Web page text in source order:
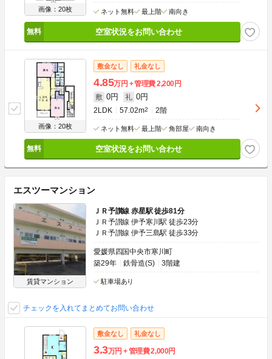
画像：20枚 ネット無料 最上階 南向き
空室状況をお問い合わせ
画像：20枚
敷金なし 礼金なし
4.85万円 管理費2,200円
敷 0円 礼 0円
2LDK 57.02m2 2階
ネット無料 最上階 角部屋 南向き
空室状況をお問い合わせ
エスツーマンション
賃貸マンション
ＪＲ予讃線 赤星駅 徒歩81分
ＪＲ予讃線 伊予寒川駅 徒歩23分
ＪＲ予讃線 伊予三島駅 徒歩33分
愛媛県四国中央市寒川町
築29年
鉄骨造(S) 3階建
駐車場あり
チェックを入れてまとめてお問い合わせ
敷金なし 礼金なし
3.3万円 管理費2,000円